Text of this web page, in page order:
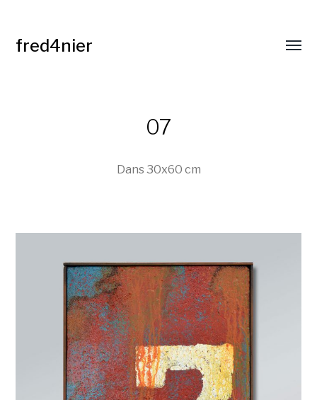
fred4nier
07
Dans30x60 cm